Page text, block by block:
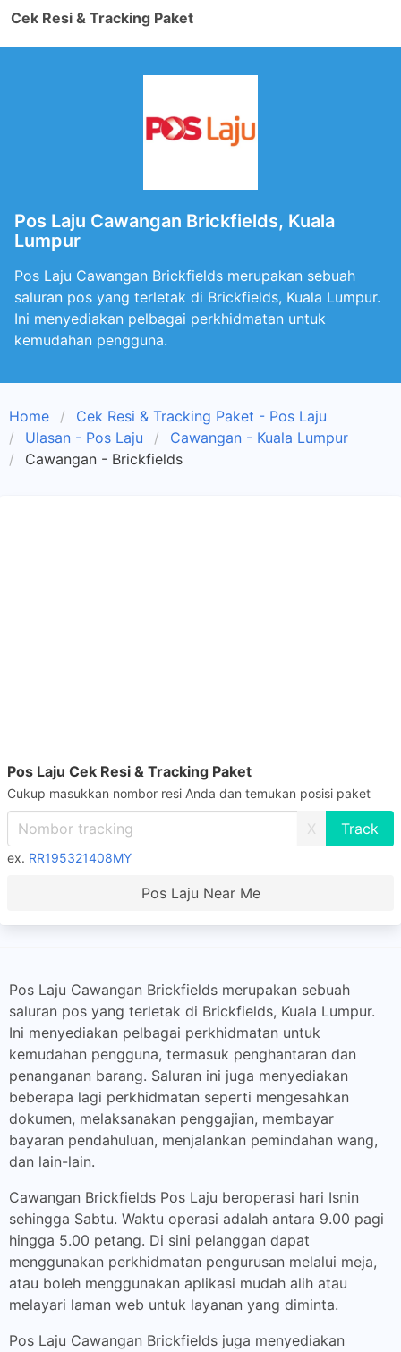
Cek Resi & Tracking Paket
Pos Laju Cawangan Brickfields, Kuala
Lumpur
Pos Laju Cawangan Brickfields merupakan sebuah
saluran pos yang terletak di Brickfields, Kuala Lumpur.
Ini menyediakan pelbagai perkhidmatan untuk
kemudahan pengguna.
Home
Cek Resi & Tracking Paket - Pos Laju
Ulasan - Pos Laju
Cawangan - Kuala Lumpur
Cawangan - Brickfields
Pos Laju Cek Resi & Tracking Paket
Cukup masukkan nombor resi Anda dan temukan posisi paket
X
ex. RR195321408MY
Pos Laju Near Me
Pos Laju Cawangan Brickfields merupakan sebuah
saluran pos yang terletak di Brickfields, Kuala Lumpur.
Ini menyediakan pelbagai perkhidmatan untuk
kemudahan pengguna, termasuk penghantaran dan
penanganan barang. Saluran ini juga menyediakan
beberapa lagi perkhidmatan seperti mengesahkan
dokumen, melaksanakan penggajian, membayar
bayaran pendahuluan, menjalankan pemindahan wang,
dan lain-lain.
Cawangan Brickfields Pos Laju beroperasi hari Isnin
sehingga Sabtu. Waktu operasi adalah antara 9.00 pagi
hingga 5.00 petang. Di sini pelanggan dapat
menggunakan perkhidmatan pengurusan melalui meja,
atau boleh menggunakan aplikasi mudah alih atau
melayari laman web untuk layanan yang diminta.
Pos Laju Cawangan Brickfields juga menyediakan